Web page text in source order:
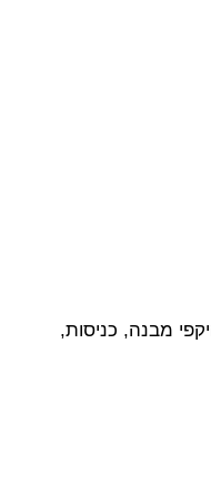
מבנה, כניסות,